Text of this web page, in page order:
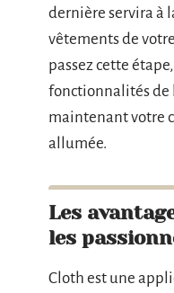
dernière servira à
vêtements de
passez cette
fonctionnalités de
maintenant votre
allumée.
Les
les
Cloth est une